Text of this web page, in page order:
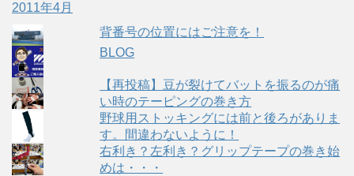
2011年4月
背番号の位置にはご注意を！
BLOG
【再投稿】豆が裂けてバットを振るのが痛
い時のテーピングの巻き方
野球用ストッキングには前と後ろがありま
す。間違わないように！
右利き？左利き？グリップテープの巻き始
めは・・・